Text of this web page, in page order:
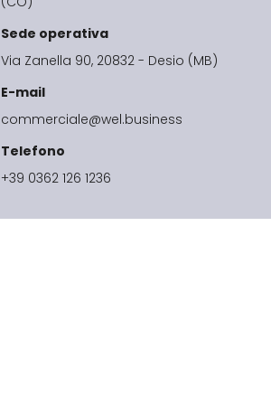
Sede operativa
Via Zanella 90, 20832 - Desio (MB)
E-mail
commerciale@wel.business
Telefono
+39 0362 126 1236